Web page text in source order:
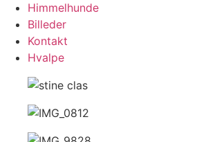
Himmelhunde
Billeder
Kontakt
Hvalpe